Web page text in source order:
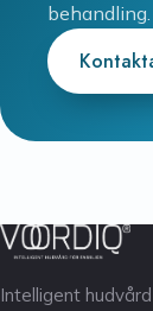
behandling.
Intelligent